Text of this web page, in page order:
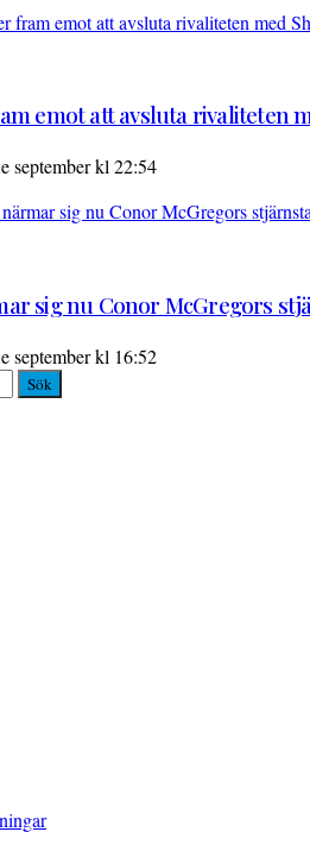
emot att avsluta rivaliteten
september kl 22:54
sig nu Conor McGregors
september kl 16:52